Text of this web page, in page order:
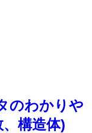
のわかりや
構造体)